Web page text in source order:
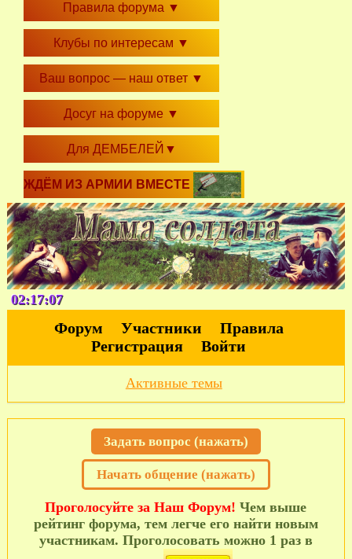
Правила форума ▼
Клубы по интересам ▼
Ваш вопрос — наш ответ ▼
Досуг на форуме ▼
Для ДЕМБЕЛЕЙ ▼
ЖДЁМ ИЗ АРМИИ ВМЕСТЕ
02:17:08
Форум Участники
Правила
Регистрация
Войти
Активные темы
Задать вопрос (нажать)
Начать общение (нажать)
Проголосуйте за Наш Форум! Чем выше
рейтинг форума, тем легче его найти новым
участникам. Проголосовать можно 1 раз в